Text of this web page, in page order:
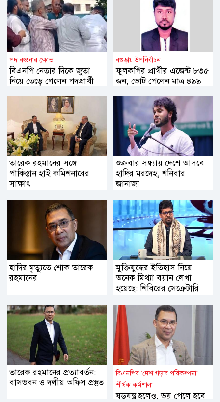
পদ বঞ্চনার ক্ষোভ
বিএনপি নেতার দিকে জুতা
নিয়ে তেড়ে গেলেন পদপ্রার্থী
বগুড়ায় উপনির্বাচন
ফুলকপির প্রার্থীর এজেন্ট ৮৩৫
জন, ভোট পেলেন মাত্র ৪৯৯
তারেক রহমানের সঙ্গে
পাকিস্তান হাই কমিশনারের
সাক্ষাৎ
শুক্রবার সন্ধ্যায় দেশে আসবে
হাদির মরদেহ, শনিবার
জানাজা
হাদির মৃত্যুতে শোক তারেক
রহমানের
মুক্তিযুদ্ধের ইতিহাস নিয়ে
অনেক মিথ্যা বয়ান লেখা
হয়েছে: শিবিরের সেক্রেটারি
তারেক রহমানের প্রত্যাবর্তন:
বাসভবন ও দলীয় অফিস প্রস্তুত
বিএনপির ‘দেশ গড়ার পরিকল্পনা’
শীর্ষক কর্মশালা
ষড়যন্ত্র হলেও, ভয় পেলে হবে